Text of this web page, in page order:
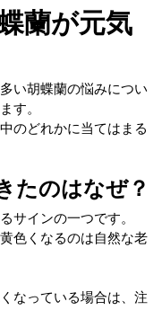
蘭が元気
い胡蝶蘭の悩みについ
す。
のどれかに当てはまる
たのはなぜ？
サインの一つです。
色くなるのは自然な老
なっている場合は、注